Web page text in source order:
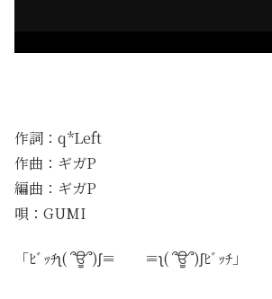
作詞：q*Left
作曲：ギガP
編曲：ギガP
唄：GUMI
「ﾋﾞｯﾁʅ( ՞ਊ՞)ʃ≡ ≡ʅ( ՞ਊ՞)ʃﾋﾞｯﾁ」